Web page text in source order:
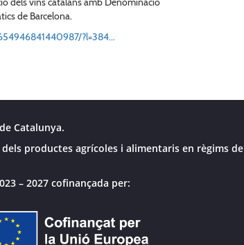
de Barcelona.
?l=384...
Catalunya.
productes agrícoles i alimentaris en règims de
– 2027 cofinançada per: